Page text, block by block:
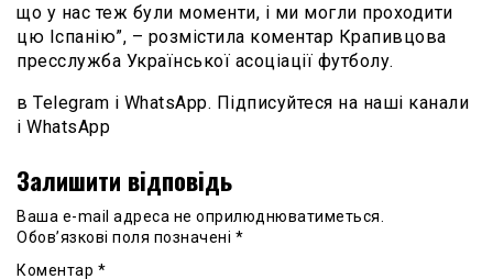
що у нас теж були моменти, і ми могли проходити
цю Іспанію”, – розмістила коментар Крапивцова
пресслужба Української асоціації футболу.
в Telegram і WhatsApp. Підписуйтеся на наші канали
і WhatsApp
Залишити відповідь
Ваша e-mail адреса не оприлюднюватиметься.
Обов’язкові поля позначені *
Коментар *